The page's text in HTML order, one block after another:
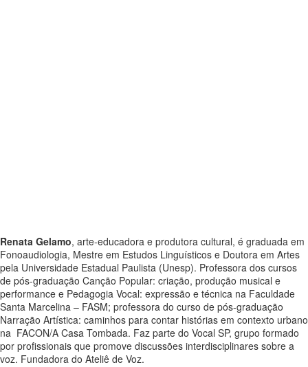
Renata Gelamo, arte-educadora e produtora cultural, é graduada em
Fonoaudiologia, Mestre em Estudos Linguísticos e Doutora em Artes
pela Universidade Estadual Paulista (Unesp). Professora dos cursos
de pós-graduação Canção Popular: criação, produção musical e
performance e Pedagogia Vocal: expressão e técnica na Faculdade
Santa Marcelina – FASM; professora do curso de pós-graduação
Narração Artística: caminhos para contar histórias em contexto urbano
na FACON/A Casa Tombada. Faz parte do Vocal SP, grupo formado
por profissionais que promove discussões interdisciplinares sobre a
voz. Fundadora do Ateliê de Voz.